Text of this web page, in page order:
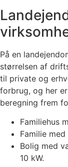
På en
størrelsen af
til private og
forbrug, og her
beregning frem
Familiehus
Familie
Bolig med
10 kW.